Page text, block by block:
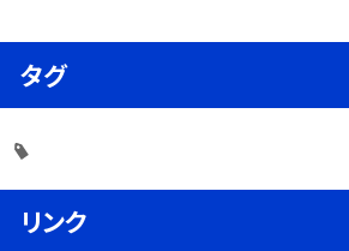
タグ
リンク